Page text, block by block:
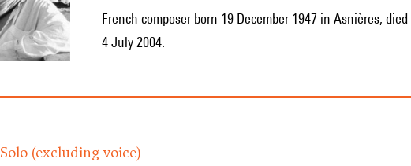
French composer born 19 December 1947 in Asnières; died
4 July 2004.
Solo (excluding voice)